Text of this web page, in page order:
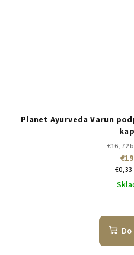
Planet Ayurveda Varun
€16,72
cena:
€0,33